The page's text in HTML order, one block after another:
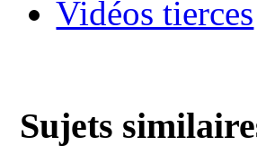
Vidéos tierces
Sujets